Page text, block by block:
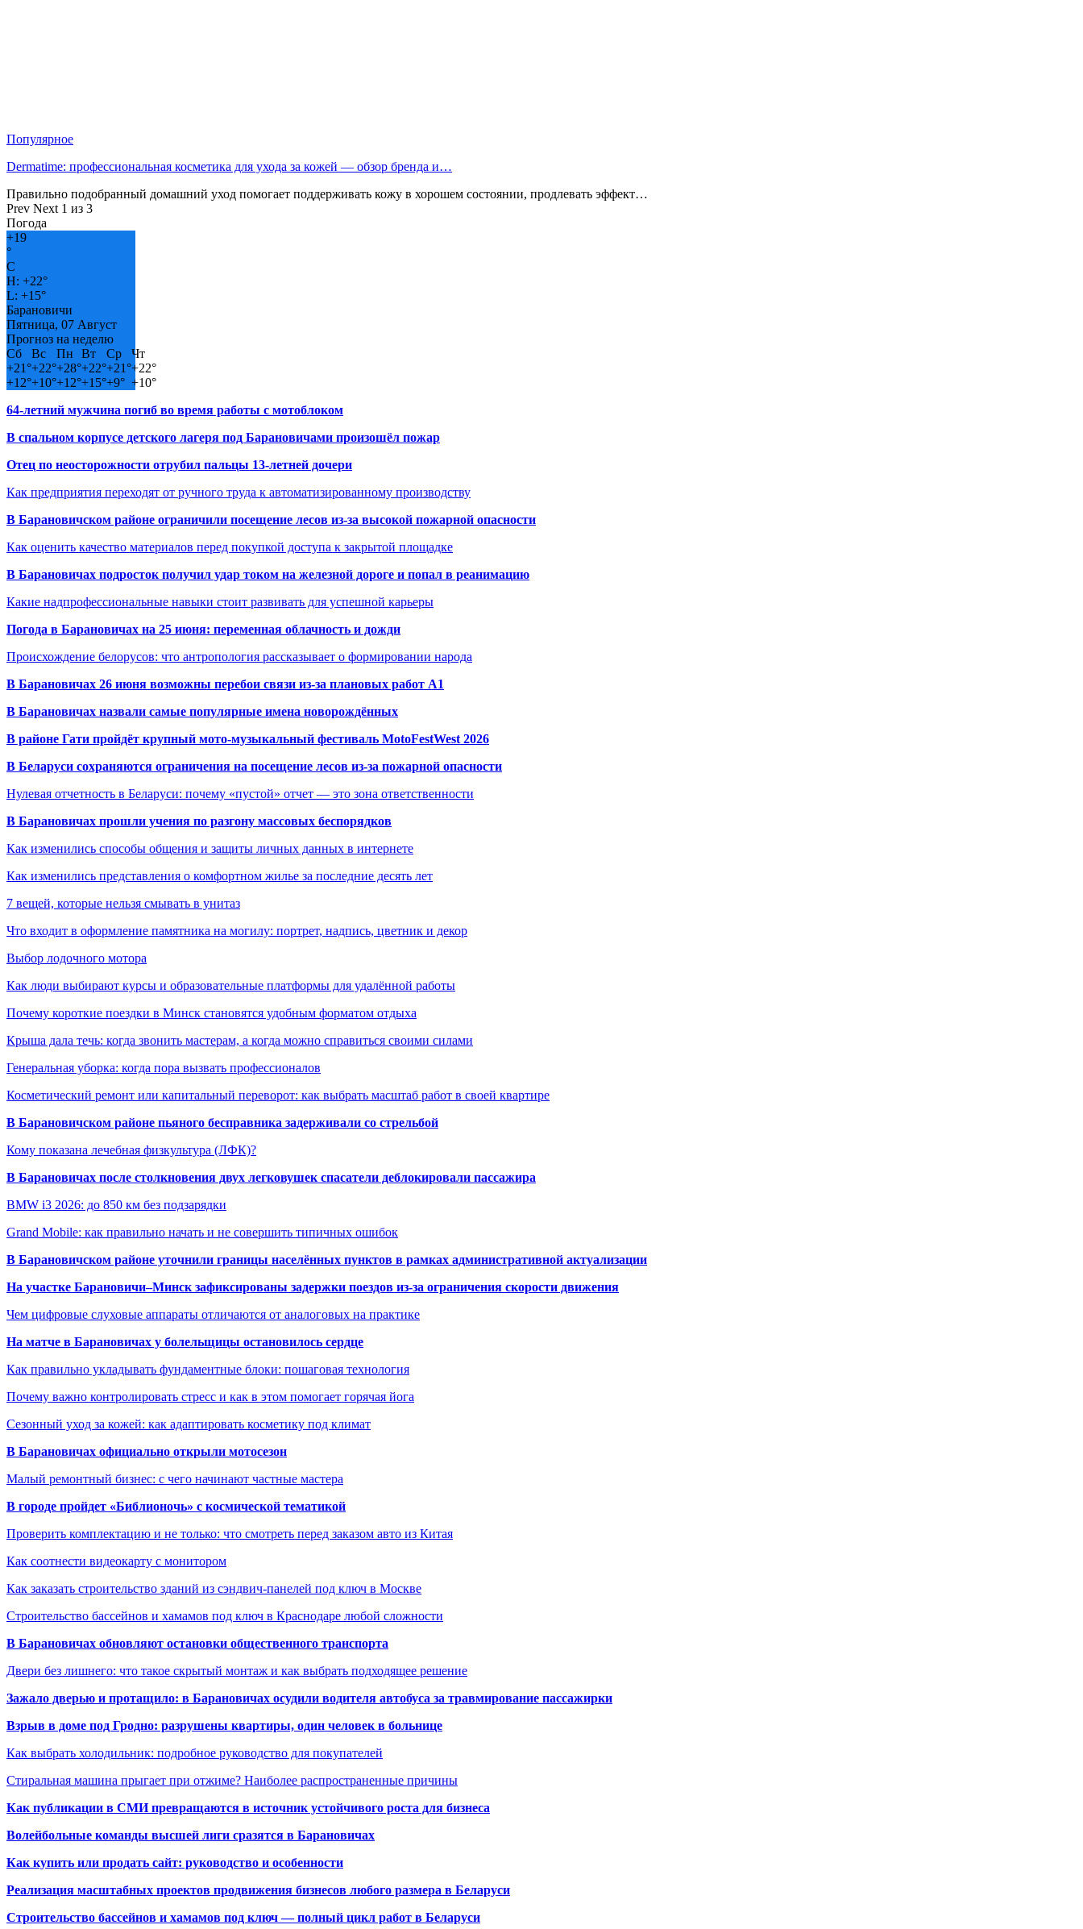
Популярное
Dermatime: профессиональная косметика для ухода за кожей — обзор бренда и…
Правильно подобранный домашний уход помогает поддерживать кожу в хорошем состоянии, продлевать эффект…
Prev Next 1 из 3
Погода
+19
°
C
H: +22°
L: +15°
Барановичи
Пятница, 07 Август
Прогноз на неделю
Сб
Вс Пн Вт Ср
Чт
+21°+22°+28°+22°+21°+22°
+12°+10°+12°+15°+9° +10°
64-летний мужчина погиб во время работы с мотоблоком
В спальном корпусе детского лагеря под Барановичами произошёл пожар
Отец по неосторожности отрубил пальцы 13-летней дочери
Как предприятия переходят от ручного труда к автоматизированному производству
В Барановичском районе ограничили посещение лесов из-за высокой пожарной опасности
Как оценить качество материалов перед покупкой доступа к закрытой площадке
В Барановичах подросток получил удар током на железной дороге и попал в реанимацию
Какие надпрофессиональные навыки стоит развивать для успешной карьеры
Погода в Барановичах на 25 июня: переменная облачность и дожди
Происхождение белорусов: что антропология рассказывает о формировании народа
В Барановичах 26 июня возможны перебои связи из-за плановых работ A1
В Барановичах назвали самые популярные имена новорождённых
В районе Гати пройдёт крупный мото-музыкальный фестиваль MotoFestWest 2026
В Беларуси сохраняются ограничения на посещение лесов из-за пожарной опасности
Нулевая отчетность в Беларуси: почему «пустой» отчет — это зона ответственности
В Барановичах прошли учения по разгону массовых беспорядков
Как изменились способы общения и защиты личных данных в интернете
Как изменились представления о комфортном жилье за последние десять лет
7 вещей, которые нельзя смывать в унитаз
Что входит в оформление памятника на могилу: портрет, надпись, цветник и декор
Выбор лодочного мотора
Как люди выбирают курсы и образовательные платформы для удалённой работы
Почему короткие поездки в Минск становятся удобным форматом отдыха
Крыша дала течь: когда звонить мастерам, а когда можно справиться своими силами
Генеральная уборка: когда пора вызвать профессионалов
Косметический ремонт или капитальный переворот: как выбрать масштаб работ в своей квартире
В Барановичском районе пьяного бесправника задерживали со стрельбой
Кому показана лечебная физкультура (ЛФК)?
В Барановичах после столкновения двух легковушек спасатели деблокировали пассажира
BMW i3 2026: до 850 км без подзарядки
Grand Mobile: как правильно начать и не совершить типичных ошибок
В Барановичском районе уточнили границы населённых пунктов в рамках административной актуализации
На участке Барановичи–Минск зафиксированы задержки поездов из-за ограничения скорости движения
Чем цифровые слуховые аппараты отличаются от аналоговых на практике
На матче в Барановичах у болельщицы остановилось сердце
Как правильно укладывать фундаментные блоки: пошаговая технология
Почему важно контролировать стресс и как в этом помогает горячая йога
Сезонный уход за кожей: как адаптировать косметику под климат
В Барановичах официально открыли мотосезон
Малый ремонтный бизнес: с чего начинают частные мастера
В городе пройдет «Библионочь» с космической тематикой
Проверить комплектацию и не только: что смотреть перед заказом авто из Китая
Как соотнести видеокарту с монитором
Как заказать строительство зданий из сэндвич-панелей под ключ в Москве
Строительство бассейнов и хамамов под ключ в Краснодаре любой сложности
В Барановичах обновляют остановки общественного транспорта
Двери без лишнего: что такое скрытый монтаж и как выбрать подходящее решение
Зажало дверью и протащило: в Барановичах осудили водителя автобуса за травмирование пассажирки
Взрыв в доме под Гродно: разрушены квартиры, один человек в больнице
Как выбрать холодильник: подробное руководство для покупателей
Стиральная машина прыгает при отжиме? Наиболее распространенные причины
Как публикации в СМИ превращаются в источник устойчивого роста для бизнеса
Волейбольные команды высшей лиги сразятся в Барановичах
Как купить или продать сайт: руководство и особенности
Реализация масштабных проектов продвижения бизнесов любого размера в Беларуси
Строительство бассейнов и хамамов под ключ — полный цикл работ в Беларуси